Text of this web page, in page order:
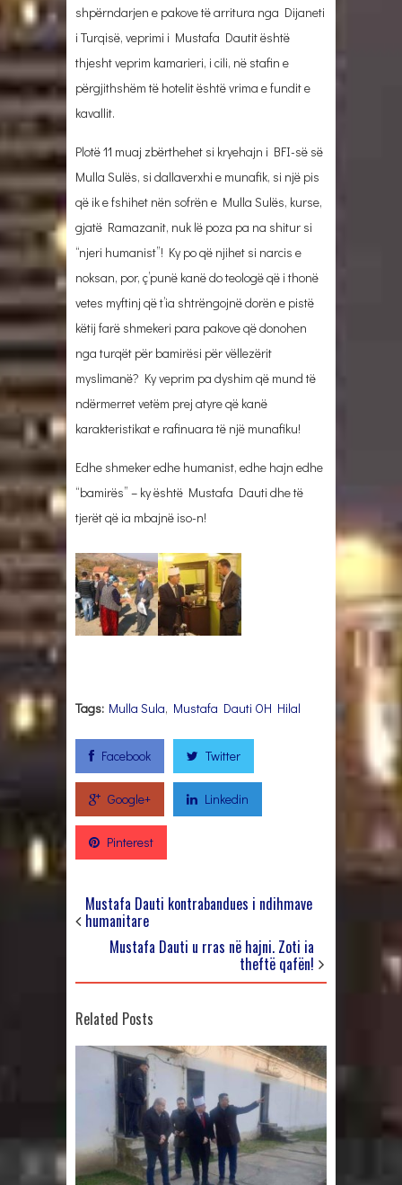
shpërndarjen e pakove të arritura nga Dijaneti
i Turqisë, veprimi i Mustafa Dautit është
thjesht veprim kamarieri, i cili, në stafin e
përgjithshëm të hotelit është vrima e fundit e
kavallit.
Plotë 11 muaj zbërthehet si kryehajn i BFI-së së
Mulla Sulës, si dallaverxhi e munafik, si një pis
që ik e fshihet nën sofrën e Mulla Sulës, kurse,
gjatë Ramazanit, nuk lë poza pa na shitur si
“njeri humanist”! Ky po që njihet si narcis e
noksan, por, ç’punë kanë do teologë që i thonë
vetes myftinj që t’ia shtrëngojnë dorën e pistë
këtij farë shmekeri para pakove që donohen
nga turqët për bamirësi për vëllezërit
myslimanë? Ky veprim pa dyshim që mund të
ndërmerret vetëm prej atyre që kanë
karakteristikat e rafinuara të një munafiku!
Edhe shmeker edhe humanist, edhe hajn edhe
“bamirës” – ky është Mustafa Dauti dhe të
tjerët që ia mbajnë iso-n!
Tags: Mulla Sula, Mustafa Dauti OH Hilal
Facebook Twitter
Google+ Linkedin
Pinterest
Mustafa Dauti kontrabandues i ndihmave
humanitare
Mustafa Dauti u rras në hajni. Zoti ia
theftë qafën!
Related Posts